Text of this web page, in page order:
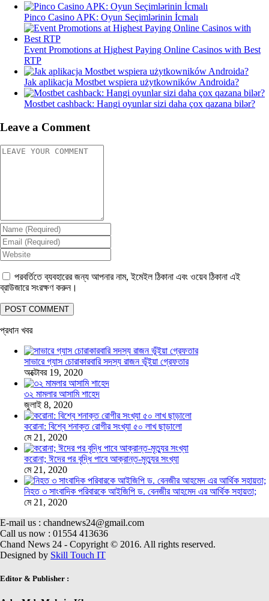
Pinco Casino APK: Oyun Seçimlərinin İcmalı
Event Promotions at Highest Paying Online Casinos with Best
RTP
Jak aplikacja Mostbet wspiera użytkowników Androida?
Mostbet cashback: Hangi oyunlar sizi daha çox qazana bilər?
Leave a Comment
পরবর্তিতে ব্যবহারের জন্য আপনার নাম, ইমেইল ঠিকানা এবং ওয়েব ঠিকানা এই
ব্রাউজারে সংরক্ষণ করুন।
প্রধান খবর
সাভারে গ্যাস চোরাকারবারি সদস্য রাজন ভূঁইয়া গ্রেফতার
অক্টোবর 19, 2020
৩২ মামলার আসামি শাহেদ
জুলাই 8, 2020
করোনা: বিশ্বে শনাক্ত রোগীর সংখ্যা ৫০ লাখ ছাড়ালো
মে 21, 2020
করোনা; ঈদের পর বৃদ্ধি পাবে আক্রান্ত-মৃত্যুর সংখ্যা
মে 21, 2020
নিহত ৩ সাংবাদিক পরিবারকে আইজিপি ড. বেনজীর আহমেদ এর আর্থিক সহায়তা;
মে 21, 2020
E-mail us : chandnews24@gmail.com
Call us now : 01554 413636
Chand News 24 - Copyright © 2016. All rights reserved.
Designed by Skill Touch IT
Editor & Publisher :